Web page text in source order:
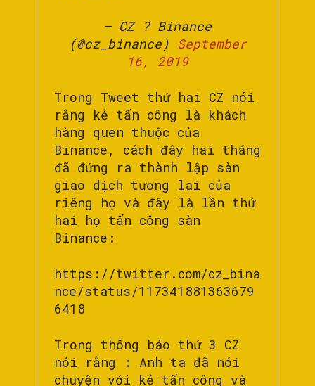
— CZ ? Binance
(@cz_binance) September
16, 2019
Trong Tweet thứ hai CZ nói
rằng kẻ tấn công là khách
hàng quen thuộc của
Binance, cách đây hai tháng
đã đứng ra thành lập sàn
giao dịch tương lai của
riêng họ và đây là lần thứ
hai họ tấn công sàn
Binance:
https://twitter.com/cz_bina
nce/status/117341881363679
6418
Trong thông báo thứ 3 CZ
nói rằng : Anh ta đã nói
chuyện với kẻ tấn công và